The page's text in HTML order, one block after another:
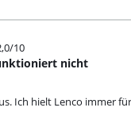
10.
/10
nicht
Ich hielt Lenco immer